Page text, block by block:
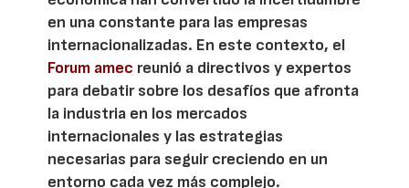
en una constante para las empresas
internacionalizadas. En este contexto, el
Forum amec reunió a directivos y expertos
para debatir sobre los desafíos que afronta
la industria en los mercados
internacionales y las estrategias
necesarias para seguir creciendo en un
entorno cada vez más complejo.